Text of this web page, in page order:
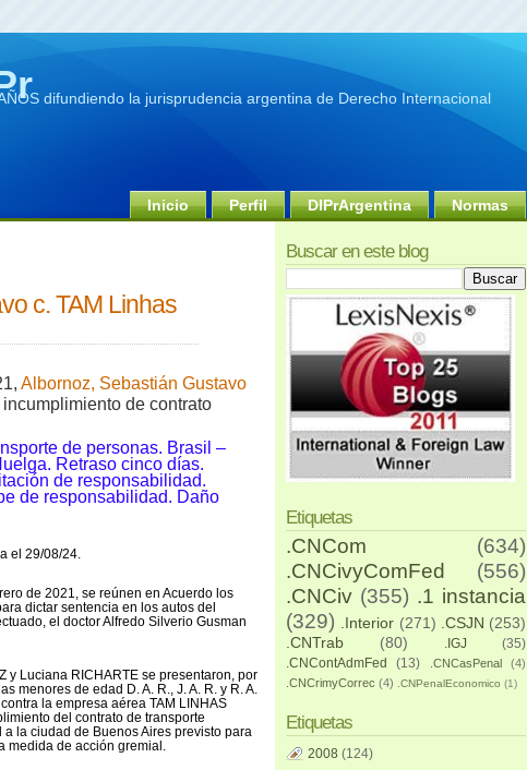
difundiendo la jurisprudencia argentina de Derecho Internacional
Inicio Perfil DIPrArgentina Normas
c. TAM Linhas
Albornoz, Sebastián Gustavo
incumplimiento de contrato
de personas. Brasil –
Retraso cinco días.
de responsabilidad.
de responsabilidad. Daño
el 29/08/24.
de 2021, se reúnen en Acuerdo los
dictar sentencia en los autos del
el doctor Alfredo Silverio Gusman
y Luciana RICHARTE se presentaron, por
menores de edad D. A. R., J. A. R. y R. A.
la empresa aérea TAM LINHAS
del contrato de transporte
la ciudad de Buenos Aires previsto para
medida de acción gremial.
Buscar en este blog
Etiquetas
.CNCom
(634)
.CNCivyComFed
(556)
.CNCiv (355) .1 instancia
(329)
.Interior (271) .CSJN (253)
.CNTrab
(80) .IGJ
(35)
.CNContAdmFed
(13) .CNCasPenal
(4)
.CNCrimyCorrec (4) .CNPenalEconomico (1)
Etiquetas
2008 (124)